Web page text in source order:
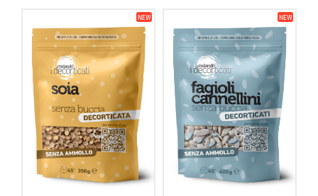
NEW NEW